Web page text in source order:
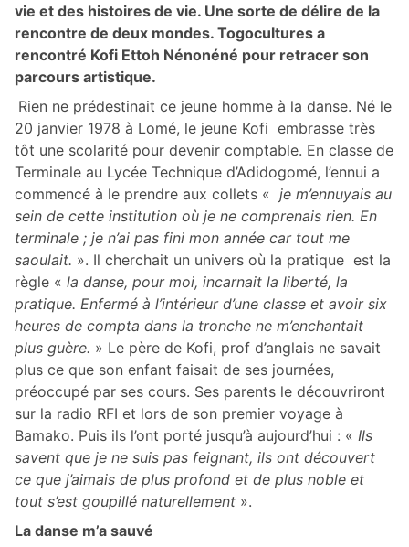
vie et des histoires de vie. Une sorte de délire de la
rencontre de deux mondes. Togocultures a
rencontré Kofi Ettoh Nénonéné pour retracer son
parcours artistique.
Rien ne prédestinait ce jeune homme à la danse. Né le
20 janvier 1978 à Lomé, le jeune Kofi embrasse très
tôt une scolarité pour devenir comptable. En classe de
Terminale au Lycée Technique d’Adidogomé, l’ennui a
commencé à le prendre aux collets « je m’ennuyais au
sein de cette institution où je ne comprenais rien. En
terminale ; je n’ai pas fini mon année car tout me
saoulait. ». Il cherchait un univers où la pratique est la
règle « la danse, pour moi, incarnait la liberté, la
pratique. Enfermé à l’intérieur d’une classe et avoir six
heures de compta dans la tronche ne m’enchantait
plus guère. » Le père de Kofi, prof d’anglais ne savait
plus ce que son enfant faisait de ses journées,
préoccupé par ses cours. Ses parents le découvriront
sur la radio RFI et lors de son premier voyage à
Bamako. Puis ils l’ont porté jusqu’à aujourd’hui : « Ils
savent que je ne suis pas feignant, ils ont découvert
ce que j’aimais de plus profond et de plus noble et
tout s’est goupillé naturellement ».
La danse m’a sauvé